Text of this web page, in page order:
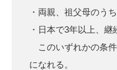
・両親、祖父母のう
・日本で3年以上、
このいずれかの条
になれる。